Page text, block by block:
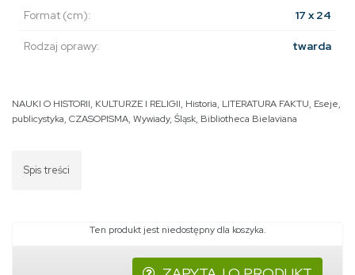
Format (cm): 17 x 24
Rodzaj oprawy: twarda
NAUKI O HISTORII, KULTURZE I RELIGII, Historia, LITERATURA FAKTU, Eseje,
publicystyka, CZASOPISMA, Wywiady, Śląsk, Bibliotheca Bielaviana
Spis treści
Ten produkt jest niedostępny dla koszyka.